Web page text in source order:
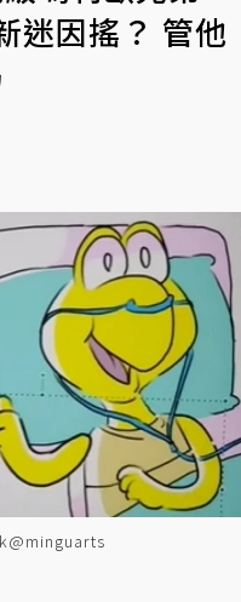
迷因搖？ 管他